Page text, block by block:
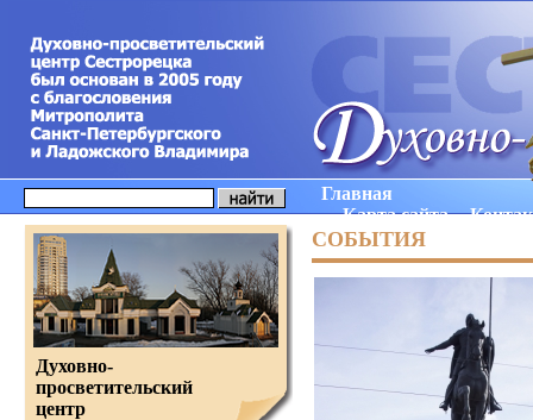
Главная
Карта сайта
СОБЫТИЯ
Духовно-
просветительский
центр